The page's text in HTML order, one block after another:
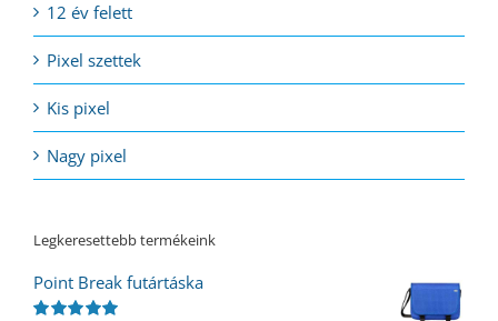
12 év felett
Pixel szettek
Kis pixel
Nagy pixel
Legkeresettebb termékeink
Point Break futártáska